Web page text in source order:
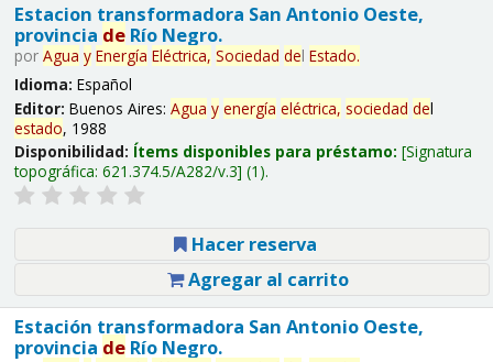
Estacion transformadora San Antonio Oeste,
provincia deRío Negro.
por Agua y Energía Eléctrica, Sociedad del Estado.
Idioma: Español
Editor: Buenos Aires: Agua y energía eléctrica, sociedad del
estado, 1988
Disponibilidad: Ítems disponibles para préstamo: Signatura
topográfica: 621.374.5/A282/v.3 (1).
Hacer reserva
Agregar al carrito
Estación transformadora San Antonio Oeste,
provincia deRío Negro.